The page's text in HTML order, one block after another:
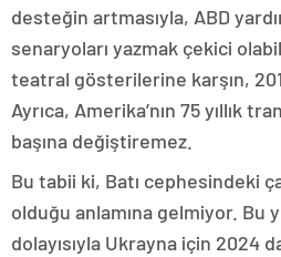
desteğin artmasıyla, ABD
senaryoları yazmak çekici
teatral gösterilerine karşın,
Ayrıca, Amerika’nın 75 yıllık
başına değiştiremez.
Bu tabii ki, Batı cephesindeki
olduğu anlamına gelmiyor. Bu
dolayısıyla Ukrayna için 2024